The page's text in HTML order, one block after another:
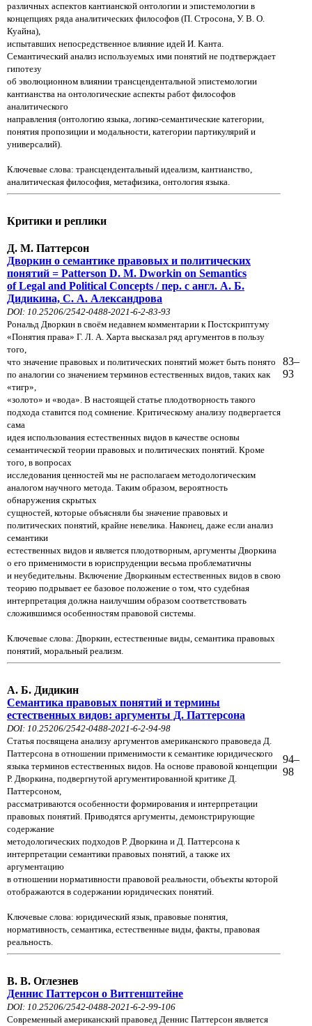
различных аспектов кантианской онтологии и эпистемологии в
концепциях ряда аналитических философов (П. Стросона, У. В. О.
Куайна),
испытавших непосредственное влияние идей И. Канта.
Семантический анализ используемых ими понятий не подтверждает
гипотезу
об эволюционном влиянии трансцендентальной эпистемологии
кантианства на онтологические аспекты работ философов
аналитического
направления (онтологию языка, логико-семантические категории,
понятия пропозиции и модальности, категории партикулярий и
универсалий).
Ключевые слова: трансцендентальный идеализм, кантианство,
аналитическая философия, метафизика, онтология языка.
Критики и реплики
Д. М. Паттерсон
Дворкин о семантике правовых и политических
понятий = Patterson D. M. Dworkin on Semantics
of Legal and Political Concepts / пер. с англ. А. Б.
Дидикина, С. А. Александрова
DOI: 10.25206/2542-0488-2021-6-2-83-93
Рональд Дворкин в своём недавнем комментарии к Постскриптуму
«Понятия права» Г. Л. А. Харта высказал ряд аргументов в пользу
того,
что значение правовых и политических понятий может быть понято
по аналогии со значением терминов естественных видов, таких как
«тигр»,
«золото» и «вода». В настоящей статье плодотворность такого
подхода ставится под сомнение. Критическому анализу подвергается
сама
идея использования естественных видов в качестве основы
семантической теории правовых и политических понятий. Кроме
того, в вопросах
исследования ценностей мы не располагаем методологическим
аналогом научного метода. Таким образом, вероятность
обнаружения скрытых
сущностей, которые объясняли бы значение правовых и
политических понятий, крайне невелика. Наконец, даже если анализ
семантики
естественных видов и является плодотворным, аргументы Дворкина
о его применимости в юриспруденции весьма проблематичны
и неубедительны. Включение Дворкиным естественных видов в свою
теорию подрывает ее базовое положение о том, что судебная
интерпретация должна наилучшим образом соответствовать
сложившимся особенностям правовой системы.
Ключевые слова: Дворкин, естественные виды, семантика правовых
понятий, моральный реализм.
83–
93
А. Б. Дидикин
Семантика правовых понятий и термины
естественных видов: аргументы Д. Паттерсона
DOI: 10.25206/2542-0488-2021-6-2-94-98
Статья посвящена анализу аргументов американского правоведа Д.
Паттерсона в отношении применимости к семантике юридического
языка терминов естественных видов. На основе правовой концепции
Р. Дворкина, подвергнутой аргументированной критике Д.
Паттерсоном,
рассматриваются особенности формирования и интерпретации
правовых понятий. Приводятся аргументы, демонстрирующие
содержание
методологических подходов Р. Дворкина и Д. Паттерсона к
интерпретации семантики правовых понятий, а также их
аргументацию
в отношении нормативности правовой реальности, объекты которой
отображаются в содержании юридических понятий.
Ключевые слова: юридический язык, правовые понятия,
нормативность, семантика, естественные виды, факты, правовая
реальность.
94–
98
В. В. Оглезнев
Деннис Паттерсон о Витгенштейне
DOI: 10.25206/2542-0488-2021-6-2-99-106
Современный американский правовед Деннис Паттерсон является